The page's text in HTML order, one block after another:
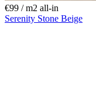
€99 / m2 all-in
Serenity Stone Beige